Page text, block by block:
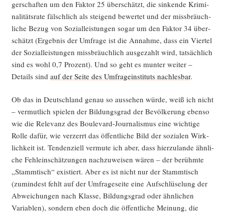
ger­schaf­ten um den Fak­tor 25 über­schätzt, die sin­ken­de Kri­mi­
na­li­täts­ra­te fälsch­lich als stei­gend bewer­tet und der miss­bräuch­
li­che Bezug von Sozi­al­leis­tun­gen sogar um den Fak­tor 34 über­
schätzt (Ergeb­nis der Umfra­ge ist die Annah­me, dass ein Vier­tel
der Sozi­al­leis­tun­gen miss­bräuch­lich aus­ge­zahlt wird, tat­säch­lich
sind es wohl 0,7 Pro­zent). Und so geht es mun­ter wei­ter –
Details sind auf der Sei­te des Umfra­ge­insti­tuts nach­les­bar.
Ob das in Deutsch­land genau so aus­se­hen wür­de, weiß ich nicht
– ver­mut­lich spie­len der Bil­dungs­grad der Bevöl­ke­rung eben­so
wie die Rele­vanz des Bou­le­vard-Jour­na­lis­mus eine wich­ti­ge
Rol­le dafür, wie ver­zerrt das öffent­li­che Bild der sozia­len Wirk­
lich­keit ist. Ten­den­zi­ell ver­mu­te ich aber, dass hier­zu­lan­de ähn­li­
che Fehl­ein­schät­zun­gen nach­zu­wei­sen wären – der berühm­te
„Stamm­tisch“ exis­tiert. Aber es ist nicht nur der Stamm­tisch
(zumin­dest fehlt auf der Umfra­ge­sei­te eine Auf­schlüse­lung der
Abwei­chun­gen nach Klas­se, Bil­dungs­grad oder ähn­li­chen
Varia­blen), son­dern eben doch die öffent­li­che Mei­nung, die